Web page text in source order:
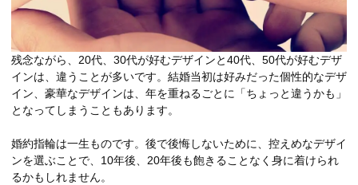
残念ながら、20代、30代が好むデザインと40代、50代が好むデザ
インは、違うことが多いです。結婚当初は好みだった個性的なデザ
イン、豪華なデザインは、年を重ねるごとに「ちょっと違うかも」
となってしまうこともあります。
婚約指輪は一生ものです。後で後悔しないために、控えめなデザイ
ンを選ぶことで、10年後、20年後も飽きることなく身に着けられ
るかもしれません。